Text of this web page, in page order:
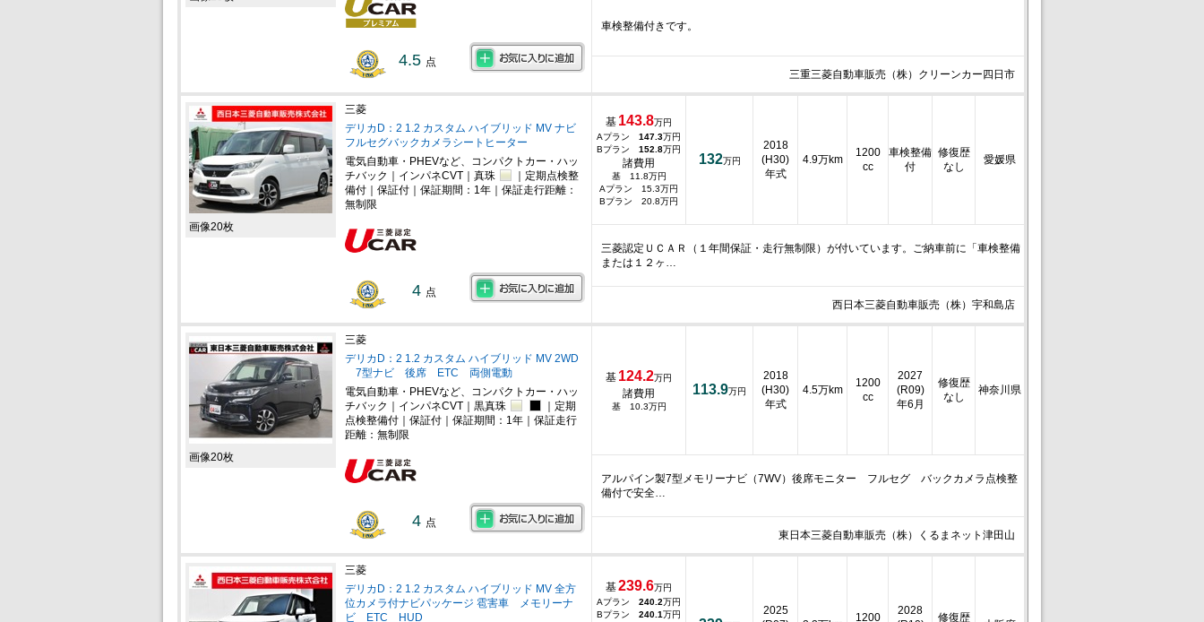
4.5 点
車検整備付きです。
三重三菱自動車販売（株）クリーンカー四日市
画像20枚
三菱
デリカD：2 1.2 カスタム ハイブリッド MV ナビ
フルセグバックカメラシートヒーター
電気自動車・PHEVなど、コンパクトカー・ハッ
チバック｜インパネCVT｜真珠
｜定期点検整
備付｜保証付｜保証期間：1年｜保証走行距離：
無制限
4 点
基 143.8万円
Aプラン 147.3万円
Bプラン 152.8万円
諸費用
基 11.8万円
Aプラン 15.3万円
Bプラン 20.8万円
132万円
2018
(H30)
年式
4.9万km
1200
cc
車検整備
付
修復歴
なし
愛媛県
三菱認定ＵＣＡＲ（１年間保証・走行無制限）が付いています。ご納車前に「車検整備
または１２ヶ…
西日本三菱自動車販売（株）宇和島店
画像20枚
三菱
デリカD：2 1.2 カスタム ハイブリッド MV 2WD
7型ナビ 後席 ETC 両側電動
電気自動車・PHEVなど、コンパクトカー・ハッ
チバック｜インパネCVT｜黒真珠
｜定期
点検整備付｜保証付｜保証期間：1年｜保証走行
距離：無制限
4 点
基 124.2万円
諸費用
基 10.3万円
113.9万円
2018
(H30)
年式
4.5万km
1200
cc
2027
(R09)
年6月
修復歴
なし
神奈川県
アルパイン製7型メモリーナビ（7WV）後席モニター フルセグ バックカメラ点検整
備付で安全…
東日本三菱自動車販売（株）くるまネット津田山
三菱
デリカD：2 1.2 カスタム ハイブリッド MV 全方
位カメラ付ナビパッケージ 雹害車 メモリーナ
ビ ETC HUD
基239.6万円
Aプラン 240.2万円
Bプラン 240.1万円
2025
1200
2028
修復歴